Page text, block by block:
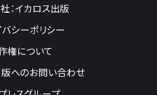
：イカロス出版
バシーポリシー
権について
へのお問い合わせ